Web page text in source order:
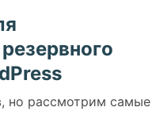
но рассмотрим самые